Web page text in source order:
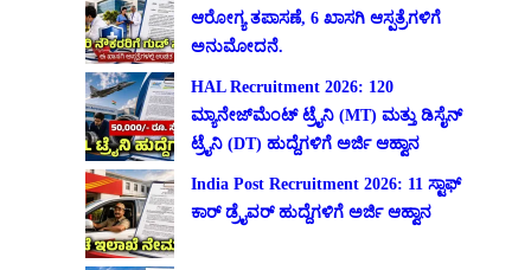
ಆರೋಗ್ಯ ತಪಾಸಣೆ, 6 ಖಾಸಗಿ ಆಸ್ಪತ್ರೆಗಳಿಗೆ
ಅನುಮೋದನೆ.
HAL Recruitment 2026: 120
ಮ್ಯಾನೇಜ್‌ಮೆಂಟ್ ಟ್ರೈನಿ (MT) ಮತ್ತು ಡಿಸೈನ್
ಟ್ರೈನಿ (DT) ಹುದ್ದೆಗಳಿಗೆ ಅರ್ಜಿ ಆಹ್ವಾನ
India Post Recruitment 2026: 11 ಸ್ಟಾಫ್
ಕಾರ್ ಡ್ರೈವರ್ ಹುದ್ದೆಗಳಿಗೆ ಅರ್ಜಿ ಆಹ್ವಾನ